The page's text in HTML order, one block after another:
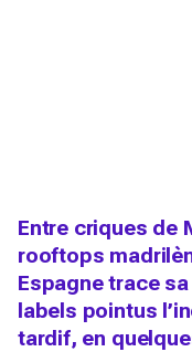
Entre criques de
rooftops
Espagne trace
labels pointus
tardif, en